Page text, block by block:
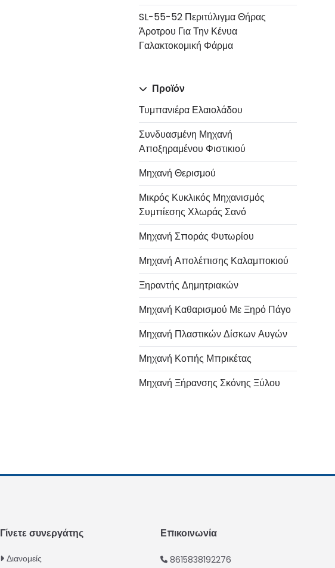
SL-55-52 Περιτύλιγμα Θήρας
Άροτρου Για Την Κένυα
Γαλακτοκομική Φάρμα
Προϊόν
Τυμπανιέρα Ελαιολάδου
Συνδυασμένη Μηχανή
Αποξηραμένου Φιστικιού
Μηχανή Θερισμού
Μικρός Κυκλικός Μηχανισμός
Συμπίεσης Χλωράς Σανό
Μηχανή Σποράς Φυτωρίου
Μηχανή Απολέπισης Καλαμποκιού
Ξηραντής Δημητριακών
Μηχανή Καθαρισμού Με Ξηρό Πάγο
Μηχανή Πλαστικών Δίσκων Αυγών
Μηχανή Κοπής Μπρικέτας
Μηχανή Ξήρανσης Σκόνης Ξύλου
Γίνετε συνεργάτης
Διανομείς
Επικοινωνία
8615838192276
Hindi
Swahili
Urdu
Italian